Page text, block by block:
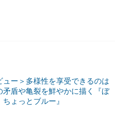
ュー＞多様性を享受できるのは
盾や亀裂を鮮やかに描く『ぼ
ょっとブルー』